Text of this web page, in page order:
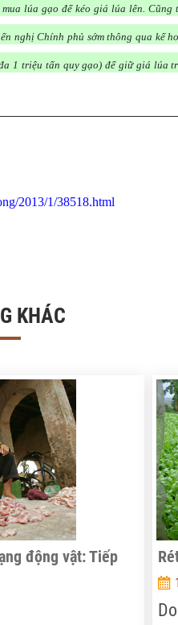
lúa gạo để kéo giá lúa lên. Cũng
nghị Chính phủ sớm thông qua kế
1 triệu tấn quy gạo) để giữ giá lúa
2013/1/38518.html
KHÁC
động vật: Tiếp